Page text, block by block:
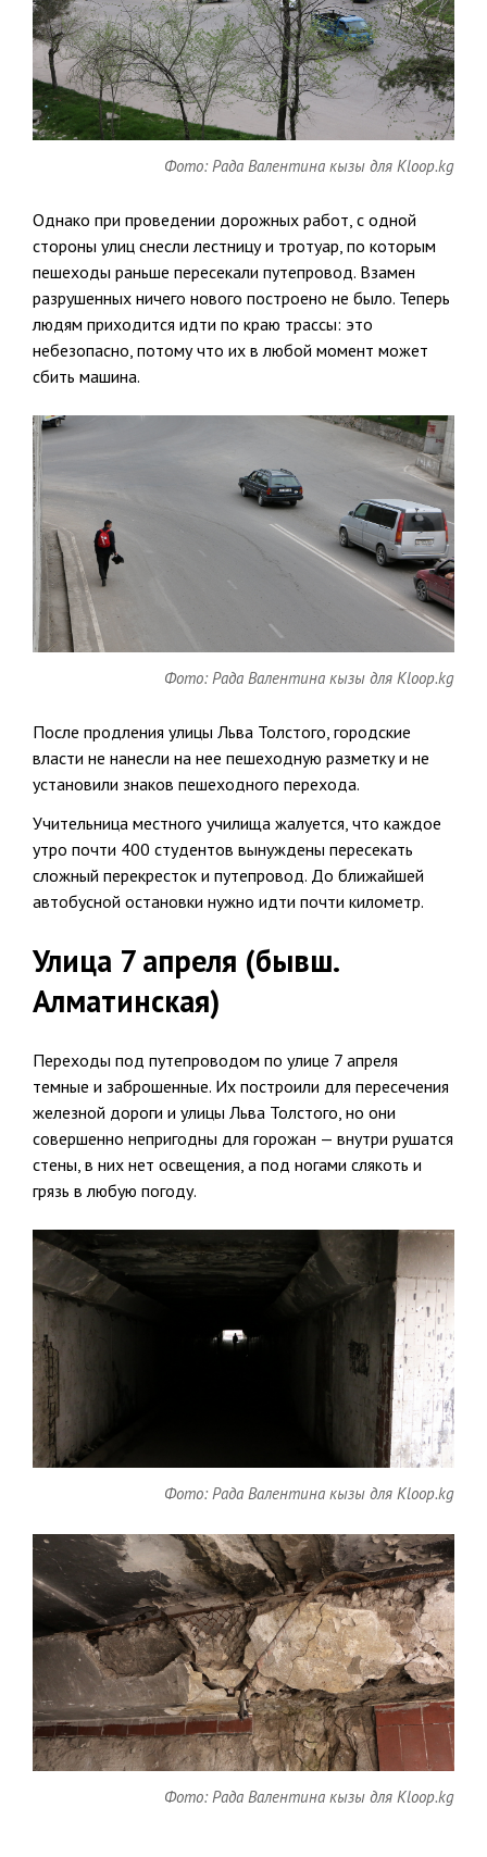
Фото: Рада Валентина кызы для Kloop.kg
Однако при проведении дорожных работ, с одной
стороны улиц снесли лестницу и тротуар, по которым
пешеходы раньше пересекали путепровод. Взамен
разрушенных ничего нового построено не было. Теперь
людям приходится идти по краю трассы: это
небезопасно, потому что их в любой момент может
сбить машина.
Фото: Рада Валентина кызы для Kloop.kg
После продления улицы Льва Толстого, городские
власти не нанесли на нее пешеходную разметку и не
установили знаков пешеходного перехода.
Учительница местного училища жалуется, что каждое
утро почти 400 студентов вынуждены пересекать
сложный перекресток и путепровод. До ближайшей
автобусной остановки нужно идти почти километр.
Улица 7 апреля (бывш.
Алматинская)
Переходы под путепроводом по улице 7 апреля
темные и заброшенные. Их построили для пересечения
железной дороги и улицы Льва Толстого, но они
совершенно непригодны для горожан — внутри рушатся
стены, в них нет освещения, а под ногами слякоть и
грязь в любую погоду.
Фото: Рада Валентина кызы для Kloop.kg
Фото: Рада Валентина кызы для Kloop.kg